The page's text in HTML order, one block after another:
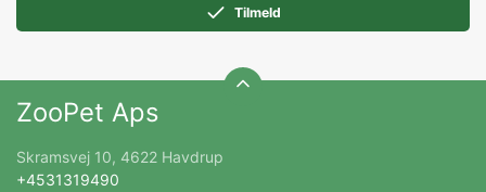
Tilmeld
ZooPet Aps
Skramsvej 10, 4622 Havdrup
+4531319490